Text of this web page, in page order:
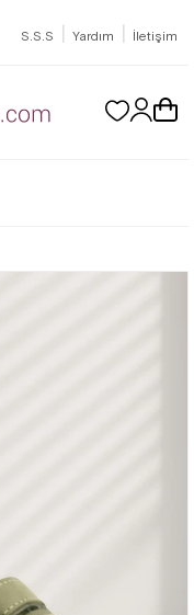
S.S.S | Yardım | İletişim